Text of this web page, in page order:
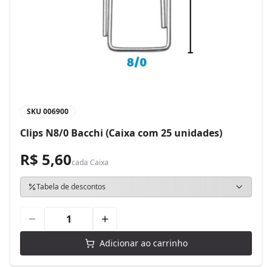
SKU 006900
Clips N8/0 Bacchi (Caixa com 25 unidades)
R$ 5,60cada Caixa
Tabela de descontos
Adicionar ao carrinho